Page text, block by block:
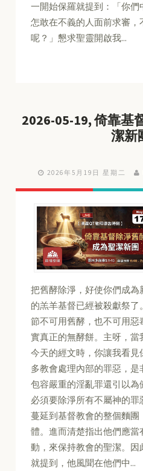
一開始保羅就提到：「你們
怎敢在不義的人面前求審，
呢？」懇求聖靈開啟我...
2026-05-19, 倚靠基
潔新
2026年5月19日 星期二
把舊酵除淨，好使你們成
的羔羊基督已經被殺獻祭了
節不可用舊酵，也不可用
實真正的無酵餅。主呀，
今天的經文時，你讓我看
多教會處理內部的罪惡，
包容嚴重的淫亂罪還引以
必須要除淨所有不屬神的
蔓延到基督教會的整個麵團
體。進而清楚指出他們應
動，來保持教會的聖潔。
就提到，他風聞在他們中...